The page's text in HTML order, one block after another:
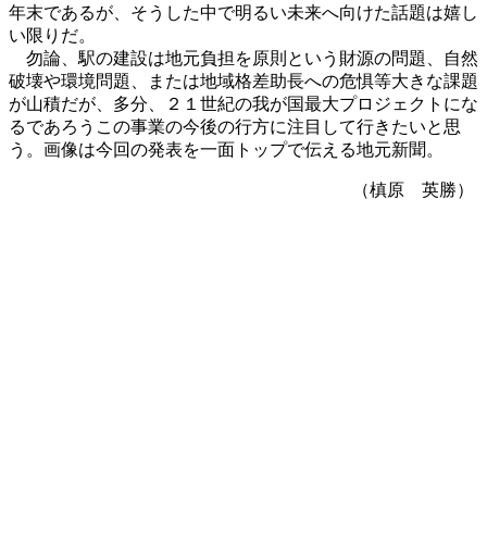
年末であるが、そうした中で明るい未来へ向けた話題は嬉し
い限りだ。
勿論、駅の建設は地元負担を原則という財源の問題、自然
破壊や環境問題、または地域格差助長への危惧等大きな課題
が山積だが、多分、２１世紀の我が国最大プロジェクトにな
るであろうこの事業の今後の行方に注目して行きたいと思
う。画像は今回の発表を一面トップで伝える地元新聞。
（槙原 英勝）